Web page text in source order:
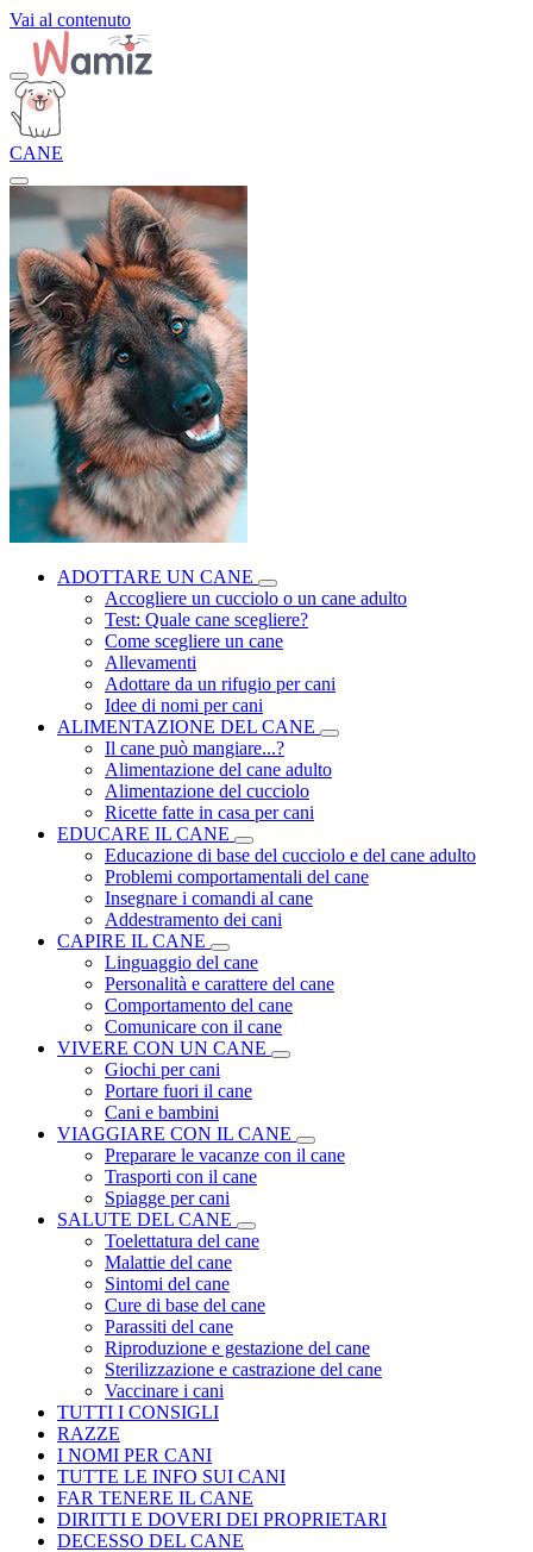
Vai al contenuto
CANE
ADOTTARE UN CANE
Accogliere un cucciolo o un cane adulto
Test: Quale cane scegliere?
Come scegliere un cane
Allevamenti
Adottare da un rifugio per cani
Idee di nomi per cani
ALIMENTAZIONE DEL CANE
Il cane può mangiare...?
Alimentazione del cane adulto
Alimentazione del cucciolo
Ricette fatte in casa per cani
EDUCARE IL CANE
Educazione di base del cucciolo e del cane adulto
Problemi comportamentali del cane
Insegnare i comandi al cane
Addestramento dei cani
CAPIRE IL CANE
Linguaggio del cane
Personalità e carattere del cane
Comportamento del cane
Comunicare con il cane
VIVERE CON UN CANE
Giochi per cani
Portare fuori il cane
Cani e bambini
VIAGGIARE CON IL CANE
Preparare le vacanze con il cane
Trasporti con il cane
Spiagge per cani
SALUTE DEL CANE
Toelettatura del cane
Malattie del cane
Sintomi del cane
Cure di base del cane
Parassiti del cane
Riproduzione e gestazione del cane
Sterilizzazione e castrazione del cane
Vaccinare i cani
TUTTI I CONSIGLI
RAZZE
I NOMI PER CANI
TUTTE LE INFO SUI CANI
FAR TENERE IL CANE
DIRITTI E DOVERI DEI PROPRIETARI
DECESSO DEL CANE